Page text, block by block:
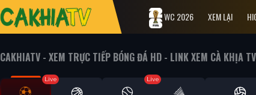
WC 2026 XEM LẠI
CAKHIATV - XEM TRỰC TIẾP BÓNG ĐÁ HD - LINK XEM CÀ KHỊA TV
Live Live